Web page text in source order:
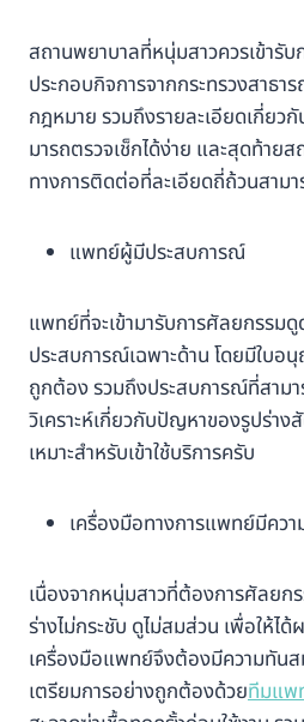
สถานพยาบาลที่หนุ่มสาวควรเข้ารับ
ประกอบกิจการจากกระทรวงสาธ
กฎหมาย รวมถึงรายละเอียดเกี่ย
มารถตรวจเช็กได้ง่าย และสุดท้าย
ทางการติดต่อที่ละเอียดถี่ถ้วนสาม
แพทย์ผู้มีประสบการณ์
แพทย์ที่จะเข้ามารับการศัลยกรรม
ประสบการณ์เฉพาะด้าน โดยมีใบ
ถูกต้อง รวมถึงประสบการณ์ที่สาม
วิเคราะห์เกี่ยวกับปัญหาของรูปร่าง
เหมาะสำหรับเข้าใช้บริการครับ
เครื่องมือทางการแพทย์มีคว
เนื่องจากหนุ่มสาวที่ต้องการศัลยก
ร่างไม่กระชับ ดูไม่สมส่วน เพื่อให้
เครื่องมือแพทย์จึงต้องมีความทัน
เตรียมการอย่างถูกต้องด้วยทีมแพ